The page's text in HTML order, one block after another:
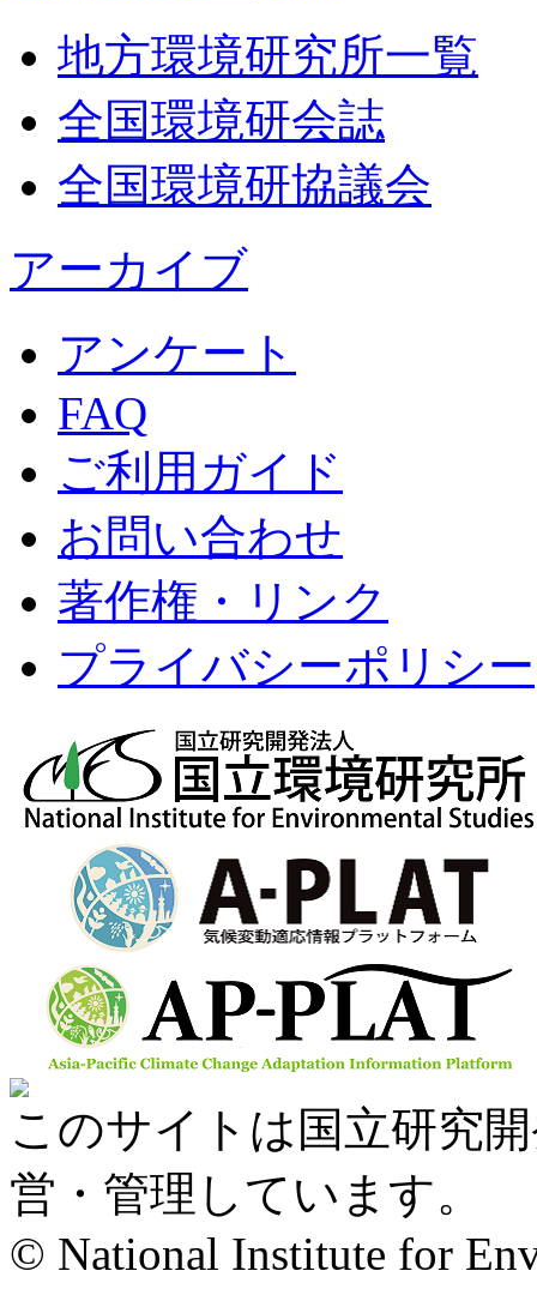
地方環境研究所一覧
全国環境研会誌
全国環境研協議会
アーカイブ
アンケート
FAQ
ご利用ガイド
お問い合わせ
著作権・リンク
プライバシーポリシー
このサイトは国立研究
営・管理しています。
© National Institute for